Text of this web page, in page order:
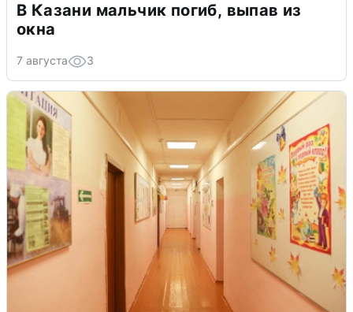
В Казани мальчик погиб, выпав из
окна
7 августа 3